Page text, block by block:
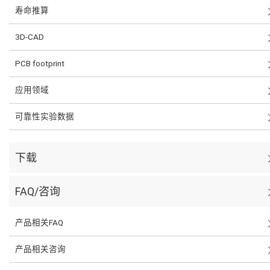
寿命推算
3D-CAD
PCB footprint
应用领域
可靠性实验数据
下载
FAQ/咨询
产品相关FAQ
产品相关咨询